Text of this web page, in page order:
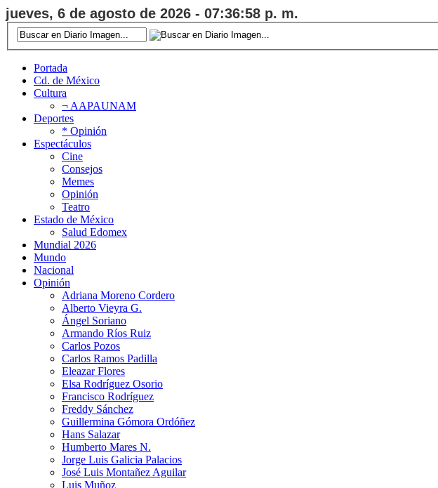
jueves, 6 de agosto de 2026 - 07:36:59 p. m.
Portada
Cd. de México
Cultura
¬ AAPAUNAM
Deportes
* Opinión
Espectáculos
Cine
Consejos
Memes
Opinión
Teatro
Estado de México
Salud Edomex
Mundial 2026
Mundo
Nacional
Opinión
Adriana Moreno Cordero
Alberto Vieyra G.
Ángel Soriano
Armando Ríos Ruiz
Carlos Pozos
Carlos Ramos Padilla
Eleazar Flores
Elsa Rodríguez Osorio
Francisco Rodríguez
Freddy Sánchez
Guillermina Gómora Ordóñez
Hans Salazar
Humberto Mares N.
Jorge Luis Galicia Palacios
José Luis Montañez Aguilar
Luis Muñoz